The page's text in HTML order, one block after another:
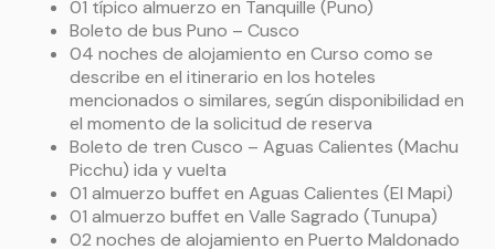
01 típico almuerzo en Tanquille (Puno)
Boleto de bus Puno – Cusco
04 noches de alojamiento en Curso como se
describe en el itinerario en los hoteles
mencionados o similares, según disponibilidad en
el momento de la solicitud de reserva
Boleto de tren Cusco – Aguas Calientes (Machu
Picchu) ida y vuelta
01 almuerzo buffet en Aguas Calientes (El Mapi)
01 almuerzo buffet en Valle Sagrado (Tunupa)
02 noches de alojamiento en Puerto Maldonado